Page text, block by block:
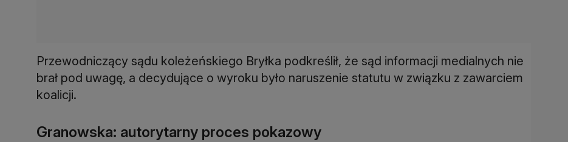
Przewodniczący sądu koleżeńskiego Bryłka podkreślił, że sąd informacji medialnych nie
brał pod uwagę, a decydujące o wyroku było naruszenie statutu w związku z zawarciem
koalicji.
Granowska: autorytarny proces pokazowy